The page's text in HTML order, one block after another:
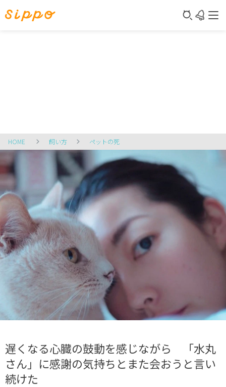
HOME 飼い方 ペットの死
遅くなる心臓の鼓動を感じながら 「水丸
さん」に感謝の気持ちとまた会おうと言い
続けた